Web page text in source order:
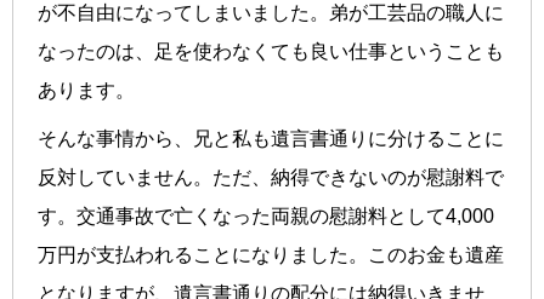
が不自由になってしまいました。弟が工芸品の職人に
なったのは、足を使わなくても良い仕事ということも
あります。
そんな事情から、兄と私も遺言書通りに分けることに
反対していません。ただ、納得できないのが慰謝料で
す。交通事故で亡くなった両親の慰謝料として4,000
万円が支払われることになりました。このお金も遺産
となりますが、遺言書通りの配分には納得いきませ